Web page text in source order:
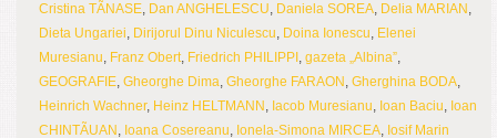
Cristina TÃNASE, Dan ANGHELESCU, Daniela SOREA, Delia MARIAN ,
Dieta Ungariei, Dirijorul Dinu Niculescu, Doina Ionescu, Elenei
Muresianu, Franz Obert, Friedrich PHILIPPI , gazeta „Albina”,
GEOGRAFIE, Gheorghe Dima, Gheorghe FARAON , Gherghina BODA,
Heinrich Wachner, Heinz HELTMANN , Iacob Muresianu, Ioan Baciu, Ioan
CHINTÃUAN , Ioana Cosereanu, Ionela-Simona MIRCEA, Iosif Marin